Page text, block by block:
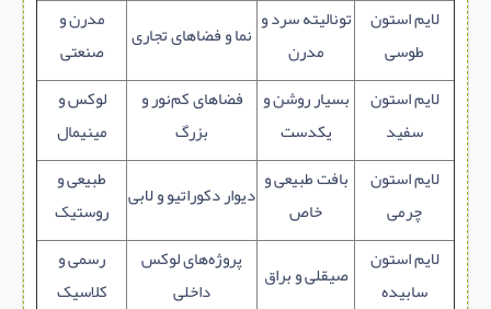
لایم‌ استون
طوسی
تونالیته سرد و
مدرن
نما و فضاهای تجاری
مدرن و
صنعتی
لایم‌ استون
سفید
بسیار روشن و
یکدست
فضاهای کم‌نور و
بزرگ
لوکس و
مینیمال
لایم‌ استون
چرمی
بافت طبیعی و
خاص
دیوار دکوراتیو و لابی
طبیعی و
روستیک
لایم‌ استون
سابیده
صیقلی و براق
پروژه‌های لوکس
داخلی
رسمی و
کلاسیک